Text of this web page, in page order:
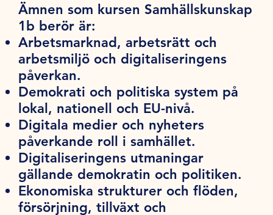
Ämnen som kursen Samhällskunskap
1b berör är:
Arbetsmarknad, arbetsrätt och
arbetsmiljö och digitaliseringens
påverkan.
Demokrati och politiska system på
lokal, nationell och EU-nivå.
Digitala medier och nyheters
påverkande roll i samhället.
Digitaliseringens utmaningar
gällande demokratin och politiken.
Ekonomiska strukturer och flöden,
försörjning, tillväxt och